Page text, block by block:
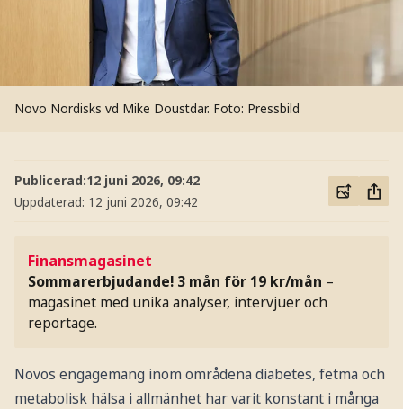
Novo Nordisks vd Mike Doustdar. Foto: Pressbild
Publicerad:12 juni 2026, 09:42
Uppdaterad: 12 juni 2026, 09:42
Finansmagasinet
Sommarerbjudande! 3 mån för 19 kr/mån –
magasinet med unika analyser, intervjuer och
reportage.
Novos engagemang inom områdena diabetes, fetma och
metabolisk hälsa i allmänhet har varit konstant i många